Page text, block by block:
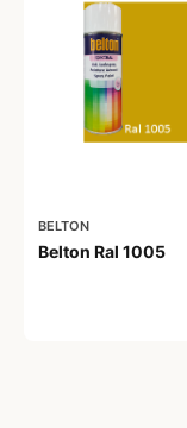
BELTON
Belton Ral 1005